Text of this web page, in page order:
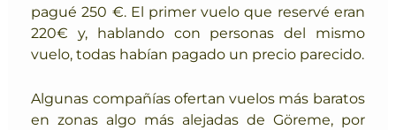
pagué 250 €. El primer vuelo que reservé eran
220€ y, hablando con personas del mismo
vuelo, todas habían pagado un precio parecido.
Algunas compañías ofertan vuelos más baratos
en zonas algo más alejadas de Göreme, por